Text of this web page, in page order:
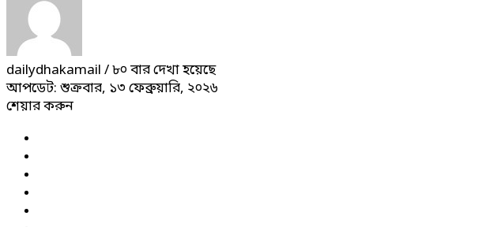
dailydhakamail / ৮০ বার দেখা হয়েছে
আপডেট: শুক্রবার, ১৩ ফেব্রুয়ারি, ২০২৬
শেয়ার করুন